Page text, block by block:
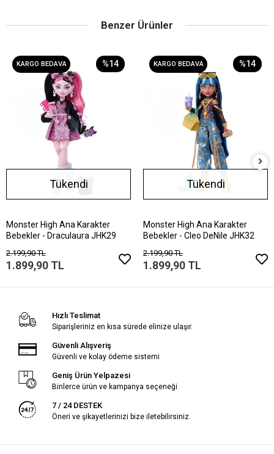
Benzer Ürünler
KARGO BEDAVA %14
Tükendi
Monster High Ana Karakter
Bebekler - Draculaura JHK29
2.199,90 TL
1.899,90 TL
KARGO BEDAVA %14
Tükendi
Monster High Ana Karakter
Bebekler - Cleo DeNile JHK32
2.199,90 TL
1.899,90 TL
Hızlı Teslimat
Siparişleriniz en kısa sürede elinize ulaşır.
Güvenli Alışveriş
Güvenli ve kolay ödeme sistemi
Geniş Ürün Yelpazesi
Binlerce ürün ve kampanya seçeneği
7 / 24 DESTEK
Öneri ve şikayetlerinizi bize iletebilirsiniz.